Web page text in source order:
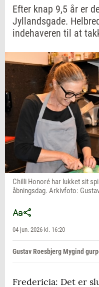
Efter knap 9,5 år er
Jyllandsgade.
indehaveren til at
Chilli Honoré har lukket sit
åbningsdag. Arkivfoto:
04 jun. 2026 kl. 16:20
Gustav Roesbjerg Mygind
Fredericia: Det er